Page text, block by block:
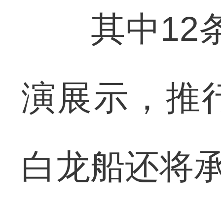
其中12条
演展示，推
白龙船还将